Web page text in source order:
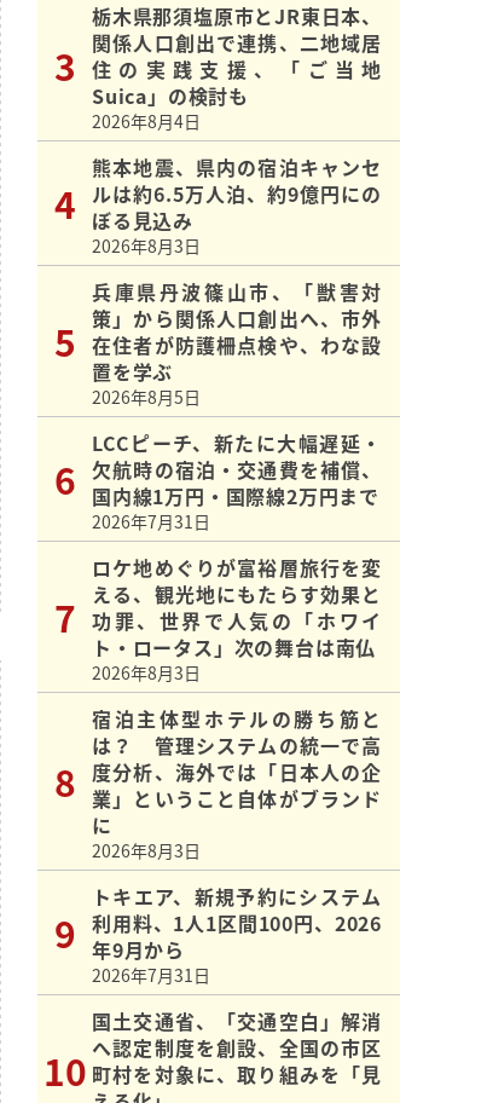
栃木県那須塩原市とJR東日本、
関係人口創出で連携、二地域居
住の実践支援、「ご当地
Suica」の検討も
2026年8月4日
熊本地震、県内の宿泊キャンセ
ルは約6.5万人泊、約9億円にの
ぼる見込み
2026年8月3日
兵庫県丹波篠山市、「獣害対
策」から関係人口創出へ、市外
在住者が防護柵点検や、わな設
置を学ぶ
2026年8月5日
LCCピーチ、新たに大幅遅延・
欠航時の宿泊・交通費を補償、
国内線1万円・国際線2万円まで
2026年7月31日
ロケ地めぐりが富裕層旅行を変
える、観光地にもたらす効果と
功罪、世界で人気の「ホワイ
ト・ロータス」次の舞台は南仏
2026年8月3日
宿泊主体型ホテルの勝ち筋と
は？ 管理システムの統一で高
度分析、海外では「日本人の企
業」ということ自体がブランド
に
2026年8月3日
トキエア、新規予約にシステム
利用料、1人1区間100円、2026
年9月から
2026年7月31日
国土交通省、「交通空白」解消
へ認定制度を創設、全国の市区
町村を対象に、取り組みを「見